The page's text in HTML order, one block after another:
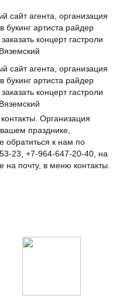
Организация
празднике,
обратиться к нам по
23, +7-964-647-20-40, на
на почту, в меню контакты.